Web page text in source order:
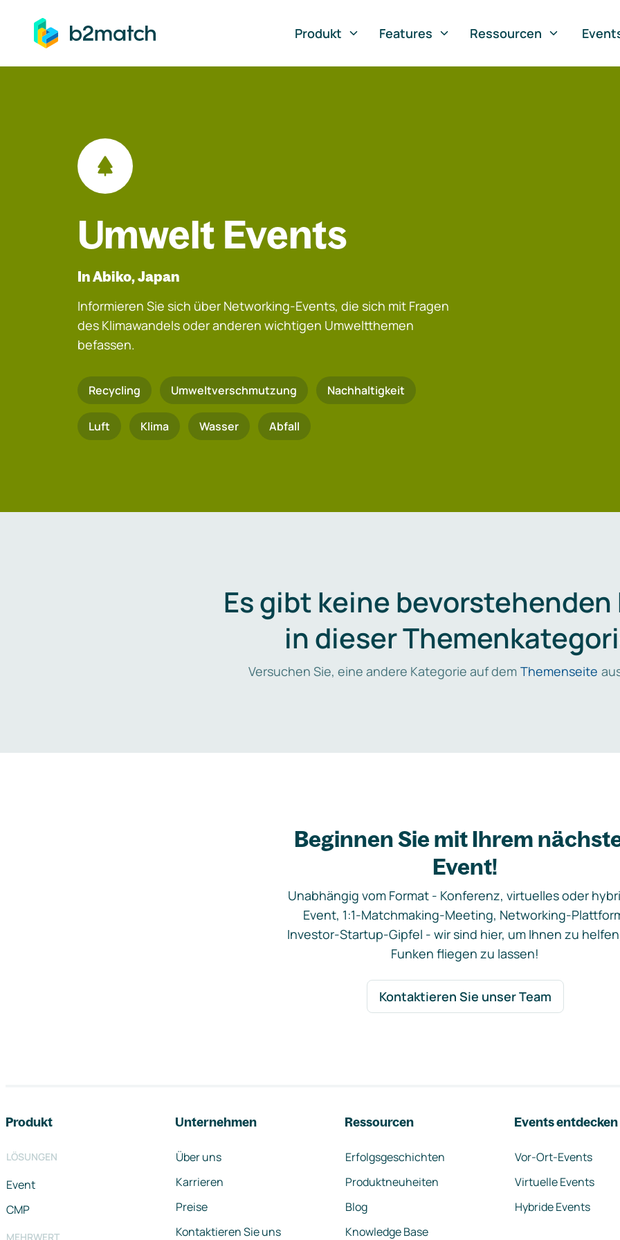
springen
Produkt
Features Ressourcen
Umwelt Events
In Abiko, Japan
Informieren Sie sich über Networking-Events, die sich mit Fragen
des Klimawandels oder anderen wichtigen Umweltthemen
befassen.
Recycling Umweltverschmutzung Nachhaltigkeit
Luft Klima Wasser Abfall
Es gibt keine bevorstehenden
in dieser
Versuchen Sie, eine andere Kategorie auf dem Themenseite
Beginnen Sie mit Ihrem
Event!
Unabhängig vom Format - Konferenz, virtuelles oder
Event, 1:1-Matchmaking-Meeting, Networking-
Investor-Startup-Gipfel - wir sind hier, um Ihnen zu
Funken fliegen zu lassen!
Kontaktieren Sie unser Team
Produkt
LÖSUNGEN
Event
CMP
MEHRWERT
Unternehmen
Über uns
Karrieren
Preise
Kontaktieren Sie uns
Ressourcen
Erfolgsgeschichten
Produktneuheiten
Blog
Knowledge Base
Events entdecken
Vor-Ort-Events
Virtuelle Events
Hybride Events